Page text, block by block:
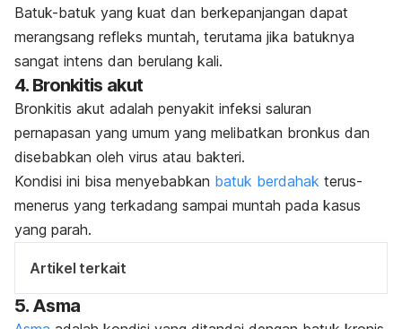
Batuk-batuk yang kuat dan berkepanjangan dapat
merangsang refleks muntah, terutama jika batuknya
sangat intens dan berulang kali.
4. Bronkitis akut
Bronkitis akut adalah penyakit infeksi saluran
pernapasan yang umum yang melibatkan bronkus dan
disebabkan oleh virus atau bakteri.
Kondisi ini bisa menyebabkan batuk berdahak terus-
menerus yang terkadang sampai muntah pada kasus
yang parah.
Artikel terkait
5. Asma